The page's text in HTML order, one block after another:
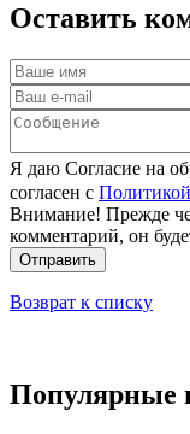
Оставить
Я даю Согласие на
согласен с
Внимание! Прежде
комментарий, он
Отправить
Возврат к списку
Популярные